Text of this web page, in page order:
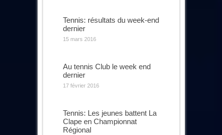
Tennis: résultats du week-end
dernier
15 mars 2016
Au tennis Club le week end
dernier
17 février 2016
Tennis: Les jeunes battent La
Clape en Championnat
Régional